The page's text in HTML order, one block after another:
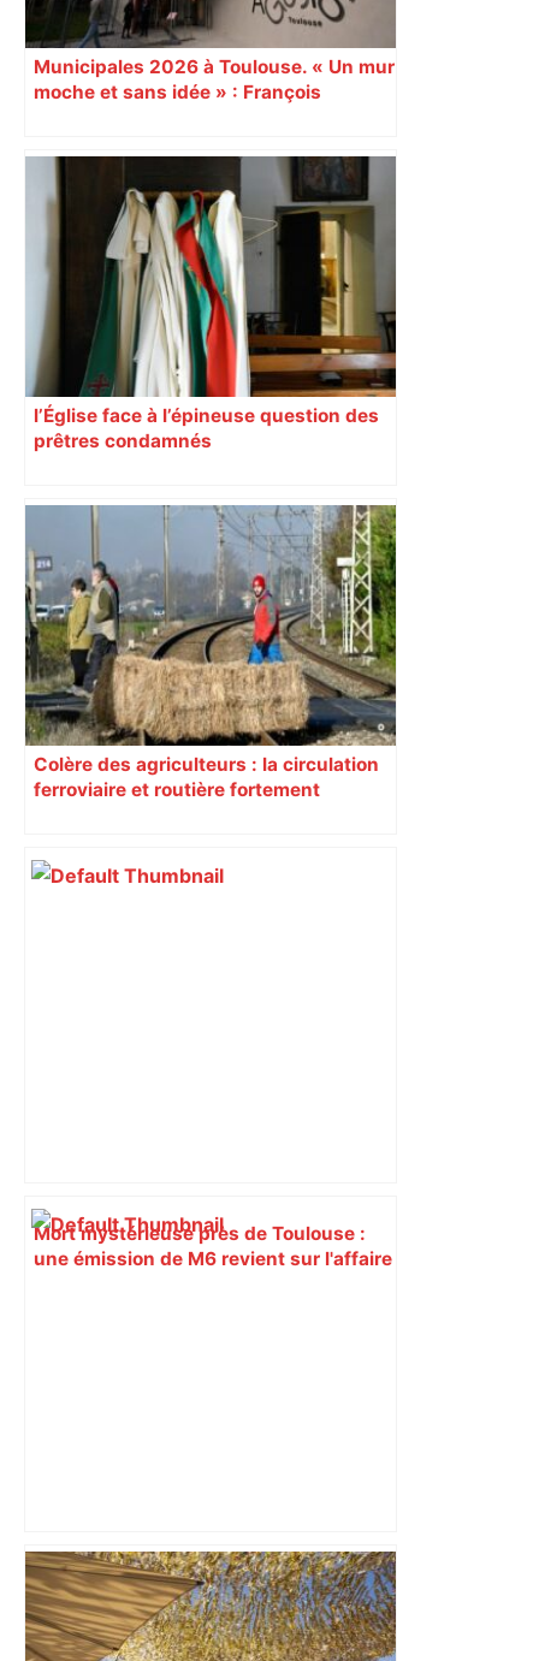
Municipales 2026 à Toulouse. « Un mur
moche et sans idée » : François
l’Église face à l’épineuse question des
prêtres condamnés
Colère des agriculteurs : la circulation
ferroviaire et routière fortement
Mort mystérieuse près de Toulouse :
une émission de M6 revient sur l'affaire
Près de Toulouse : Jeux vidéo, films et
cosplay… Ce salon va vous replonger
dans les années 1980 et 1990 – Actu.fr